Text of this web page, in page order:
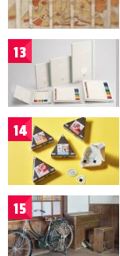
13
14
15